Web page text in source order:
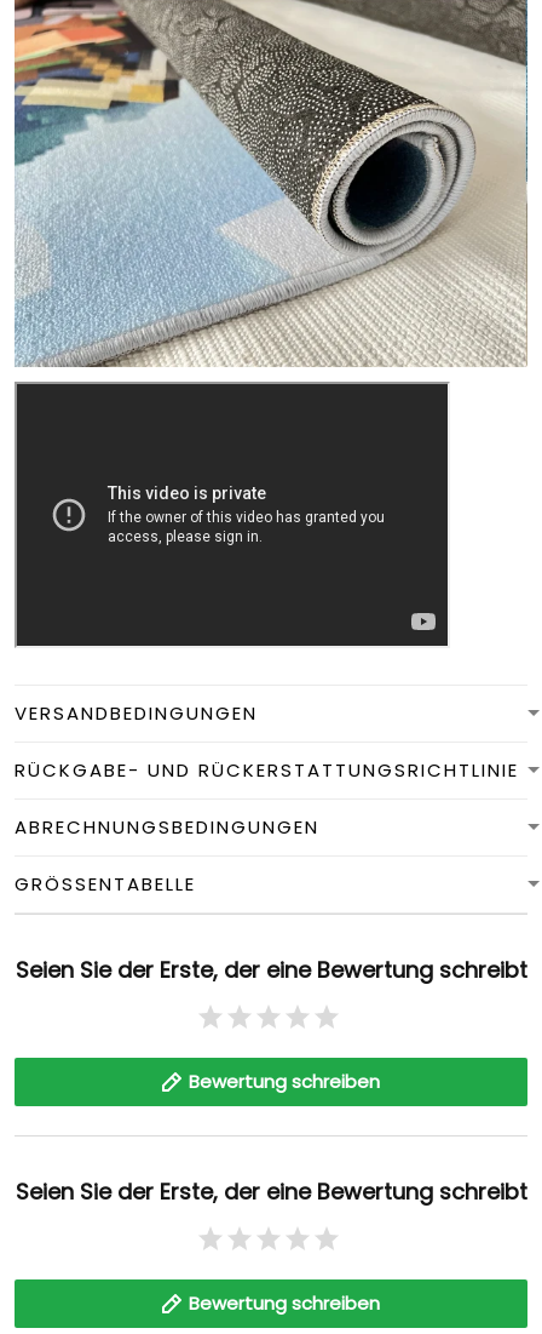
VERSANDBEDINGUNGEN
RÜCKGABE- UND RÜCKERSTATTUNGSRICHTLINIE
ABRECHNUNGSBEDINGUNGEN
GRÖSSENTABELLE
Seien Sie der Erste, der eine Bewertung schreibt
Bewertung schreiben
Seien Sie der Erste, der eine Bewertung schreibt
Bewertung schreiben